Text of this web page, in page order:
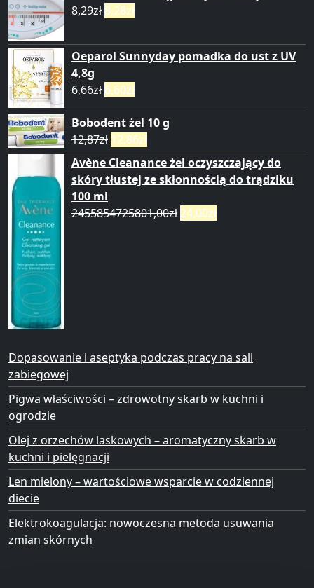
8,29zł 8,28zł
Oeparol Sunnyday pomadka do ust z UV
4,8g
6,66zł 6,60zł
Bobodent żel 10 g
12,87zł 12,86zł
Avène Cleanance żel oczyszczający do
skóry tłustej ze skłonnością do trądziku
100 ml
2455854725801,00zł 24,00zł
Dopasowanie i aseptyka podczas pracy na sali
zabiegowej
Pigwa właściwości – zdrowotny skarb w kuchni i
ogrodzie
Olej z orzechów laskowych – aromatyczny skarb w
kuchni i pielęgnacji
Len mielony – wartościowe wsparcie w codziennej
diecie
Elektrokoagulacja: nowoczesna metoda usuwania
zmian skórnych